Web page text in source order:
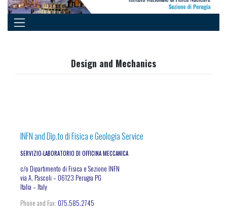
Design and Mechanics
INFN and Dip.to di Fisica e Geologia Service
SERVIZIO-LABORATORIO DI OFFICINA MECCANICA
c/o Dipartimento di Fisica e Sezione INFN
via A. Pascoli – 06123 Perugia PG
Italia – Italy
Phone and Fax: 075.585.2745